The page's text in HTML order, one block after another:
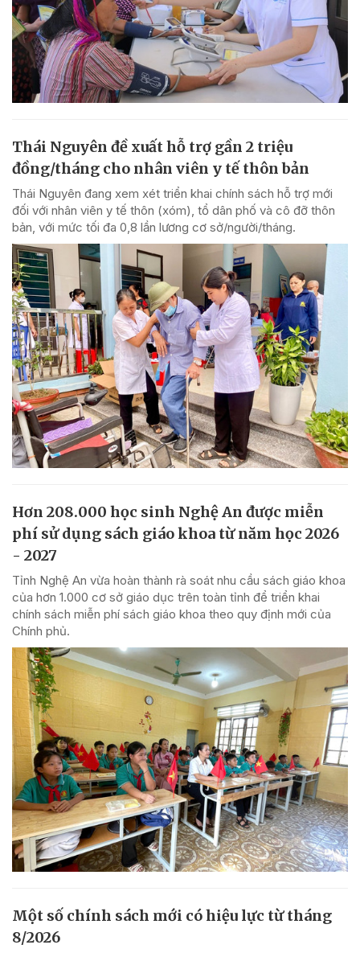
Thái Nguyên đề xuất hỗ trợ gần 2 triệu
đồng/tháng cho nhân viên y tế thôn bản
Thái Nguyên đang xem xét triển khai chính sách hỗ trợ mới
đối với nhân viên y tế thôn (xóm), tổ dân phố và cô đỡ thôn
bản, với mức tối đa 0,8 lần lương cơ sở/người/tháng.
Hơn 208.000 học sinh Nghệ An được miễn
phí sử dụng sách giáo khoa từ năm học 2026
- 2027
Tỉnh Nghệ An vừa hoàn thành rà soát nhu cầu sách giáo khoa
của hơn 1.000 cơ sở giáo dục trên toàn tỉnh để triển khai
chính sách miễn phí sách giáo khoa theo quy định mới của
Chính phủ.
Một số chính sách mới có hiệu lực từ tháng
8/2026